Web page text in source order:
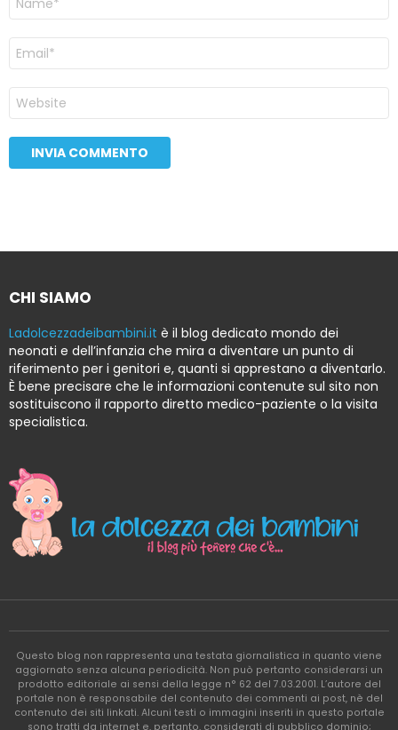
web
CHI SIAMO
Ladolcezzadeibambini.it è il blog dedicato mondo dei
neonati e dell’infanzia che mira a diventare un punto di
riferimento per i genitori e, quanti si apprestano a diventarlo.
È bene precisare che le informazioni contenute sul sito non
sostituiscono il rapporto diretto medico-paziente o la visita
specialistica.
Questo blog non rappresenta una testata giornalistica in quanto viene
aggiornato senza alcuna periodicità. Non può pertanto considerarsi un
prodotto editoriale ai sensi della legge n° 62 del 7.03.2001. L’autore del
portale non è responsabile del contenuto dei commenti ai post, nè del
contenuto dei siti linkati. Alcuni testi o immagini inseriti in questo portale
sono tratti da internet e, pertanto, considerati di pubblico dominio;